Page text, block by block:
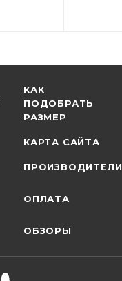
КАК
ПОДОБРАТЬ
РАЗМЕР
КАРТА САЙТА
ПРОИЗВОДИТЕЛИ
ОПЛАТА
ОБЗОРЫ